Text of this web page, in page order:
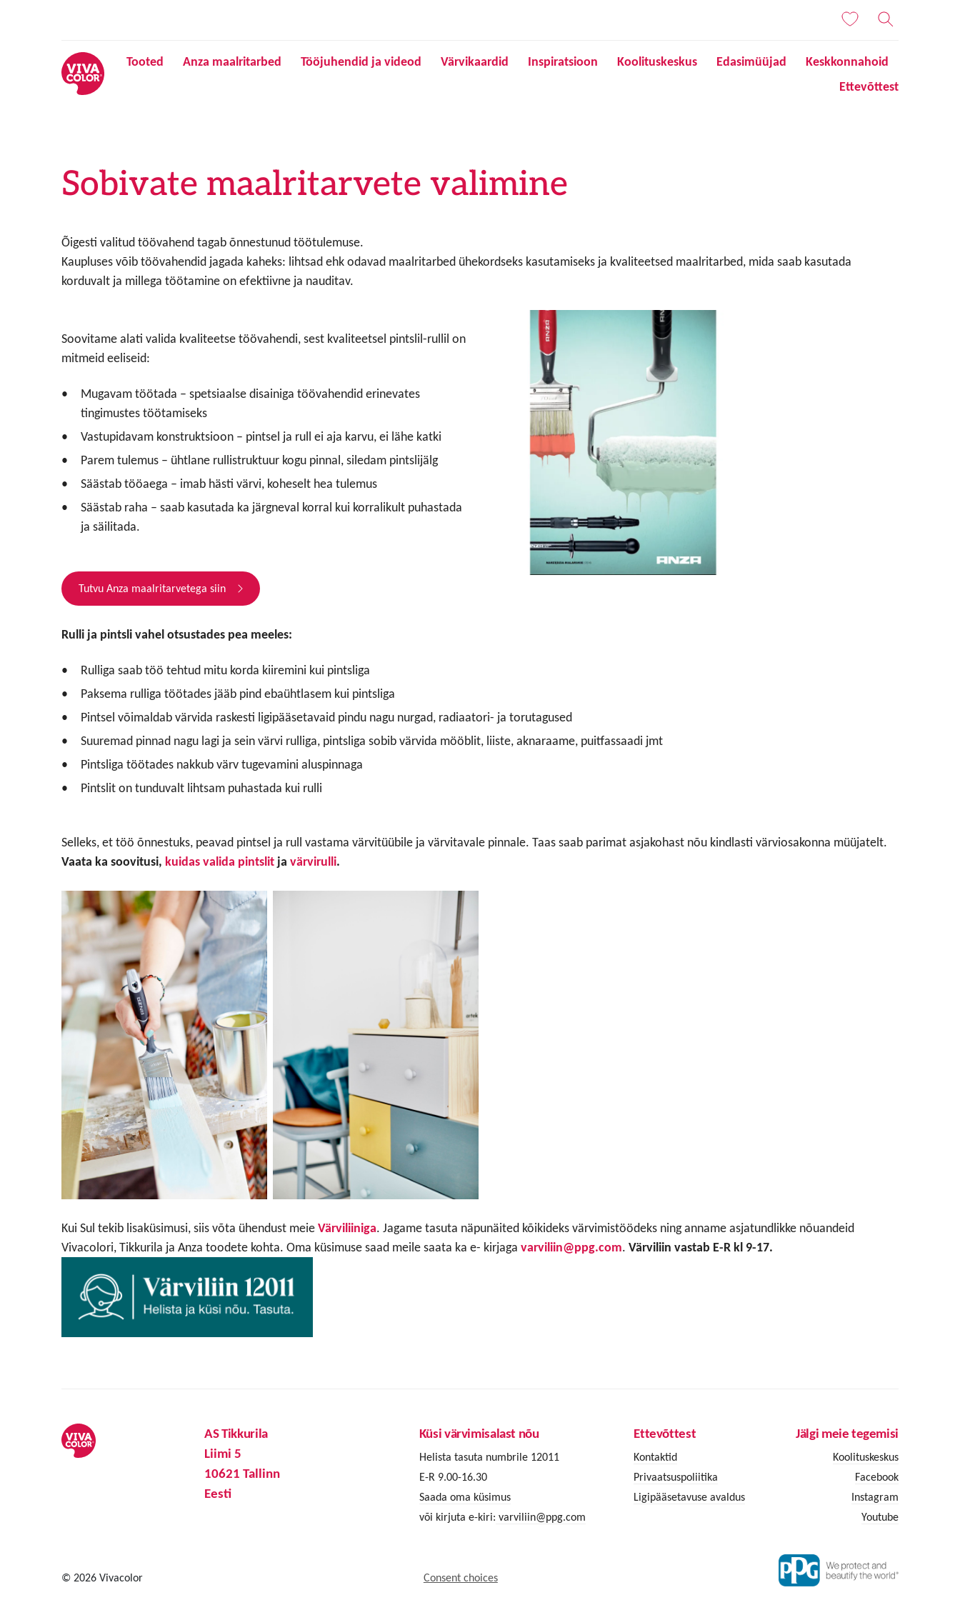
Tooted Anza maalritarbed Tööjuhendid ja videod Värvikaardid Inspiratsioon Koolituskeskus Edasimüüjad
Keskkonnahoid
Ettevõttest
Sobivate maalritarvete valimine
Õigesti valitud töövahend tagab õnnestunud töötulemuse.
Kaupluses võib töövahendid jagada kaheks: lihtsad ehk odavad maalritarbed ühekordseks kasutamiseks ja kvaliteetsed maalritarbed, mida saab kasutada
korduvalt ja millega töötamine on efektiivne ja nauditav.
Soovitame alati valida kvaliteetse töövahendi, sest kvaliteetsel pintslil-rullil on
mitmeid eeliseid:
Mugavam töötada – spetsiaalse disainiga töövahendid erinevates
tingimustes töötamiseks
Vastupidavam konstruktsioon – pintsel ja rull ei aja karvu, ei lähe katki
Parem tulemus – ühtlane rullistruktuur kogu pinnal, siledam pintslijälg
Säästab tööaega – imab hästi värvi, koheselt hea tulemus
Säästab raha – saab kasutada ka järgneval korral kui korralikult puhastada
ja säilitada.
Tutvu Anza maalritarvetega siin
Rulli ja pintsli vahel otsustades pea meeles:
Rulliga saab töö tehtud mitu korda kiiremini kui pintsliga
Paksema rulliga töötades jääb pind ebaühtlasem kui pintsliga
Pintsel võimaldab värvida raskesti ligipääsetavaid pindu nagu nurgad, radiaatori- ja torutagused
Suuremad pinnad nagu lagi ja sein värvi rulliga, pintsliga sobib värvida mööblit, liiste, aknaraame, puitfassaadi jmt
Pintsliga töötades nakkub värv tugevamini aluspinnaga
Pintslit on tunduvalt lihtsam puhastada kui rulli
Selleks, et töö õnnestuks, peavad pintsel ja rull vastama värvitüübile ja värvitavale pinnale. Taas saab parimat asjakohast nõu kindlasti värviosakonna müüjatelt.
Vaata ka soovitusi, kuidas valida pintslit javärvirulli.
Kui Sul tekib lisaküsimusi, siis võta ühendust meieVärviliiniga. Jagame tasuta näpunäited kõikideks värvimistöödeks ning anname asjatundlikke nõuandeid
Vivacolori, Tikkurila ja Anza toodete kohta. Oma küsimuse saad meile saata ka e- kirjagavarviliin@ppg.com. Värviliin vastab E-R kl 9-17.
AS Tikkurila
Liimi 5
10621 Tallinn
Eesti
Küsi värvimisalast nõu
Helista tasuta numbrile 12011
E-R 9.00-16.30
Saada oma küsimus
või kirjuta e-kiri: varviliin@ppg.com
Ettevõttest
Kontaktid
Privaatsuspoliitika
Ligipääsetavuse avaldus
Jälgi meie tegemisi
Koolituskeskus
Facebook
Instagram
Youtube
© 2026 Vivacolor Consent choices